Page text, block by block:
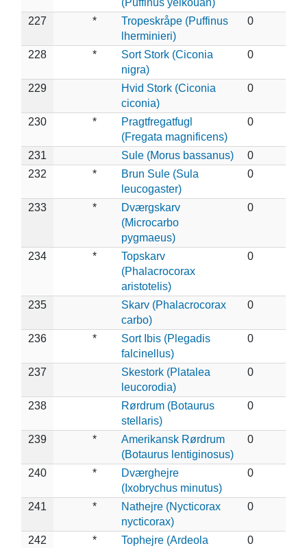
227 *
Tropeskråpe (Puffinus
lherminieri)
0
228 *
Sort Stork (Ciconia
nigra)
0
229
Hvid Stork (Ciconia
ciconia)
0
230 *
Pragtfregatfugl
(Fregata magnificens)
0
231 Sule (Morus bassanus)
0
232
*
Brun Sule (Sula
leucogaster)
0
233 *
Dværgskarv
(Microcarbo
pygmaeus)
0
234 *
Topskarv
(Phalacrocorax
aristotelis)
0
235
Skarv (Phalacrocorax
carbo)
0
236 *
Sort Ibis (Plegadis
falcinellus)
0
237
Skestork (Platalea
leucorodia)
0
238
Rørdrum (Botaurus
stellaris)
0
239 *
Amerikansk Rørdrum
(Botaurus lentiginosus)
0
240 *
Dværghejre
(Ixobrychus minutus)
0
241 *
Nathejre (Nycticorax
nycticorax)
0
242 *
Tophejre (Ardeola
0